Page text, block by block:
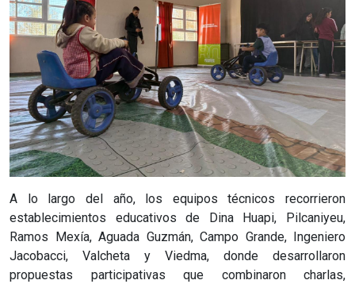
A lo largo del año, los equipos técnicos recorrieron
establecimientos educativos de Dina Huapi, Pilcaniyeu,
Ramos Mexía, Aguada Guzmán, Campo Grande, Ingeniero
Jacobacci, Valcheta y Viedma, donde desarrollaron
propuestas participativas que combinaron charlas,